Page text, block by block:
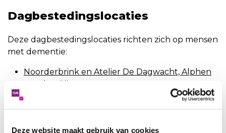
Deze website maakt gebruik van cookies
Dagbestedingslocaties
Deze dagbestedingslocaties richten zich op mensen
met dementie:
Noorderbrink en Atelier De Dagwacht, Alphen
aan den Rijn
Rijnzate, Alphen aan den Rijn